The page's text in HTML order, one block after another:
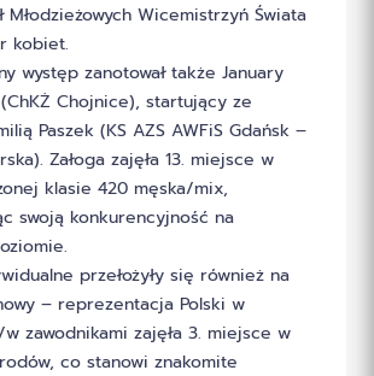
Wicemistrzyń Świata
kobiet.
występ zanotował także January
Chojnice), startujący ze
Paszek (KS AZS AWFiS Gdańsk –
Załoga zajęła 13. miejsce w
klasie 420 męska/mix,
swoją konkurencyjność na
przełożyły się również na
– reprezentacja Polski w
zawodnikami zajęła 3. miejsce w
co stanowi znakomite